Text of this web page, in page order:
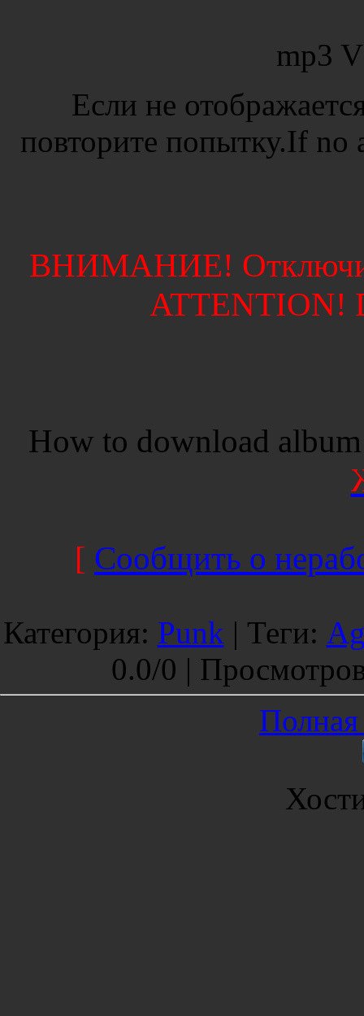
mp3
Если не
повторите попытку.If
ВНИМАНИЕ!
ATTENTION!
How to download
[ Сообщить о
Категория: Punk | Теги:
0.0/0 |
Полная